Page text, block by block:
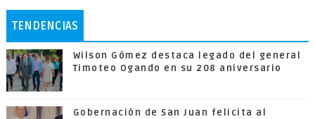
TENDENCIAS
Wilson Gómez destaca legado del general
Timoteo Ogando en su 208 aniversario
Gobernación de San Juan felicita al